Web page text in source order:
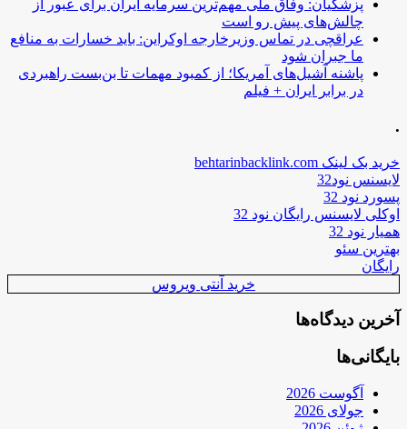
پزشکیان: وفاق ملی مهم‌ترین سرمایه ایران برای عبور از
چالش‌های پیش رو است
عراقچی در تماس وزیرخارجه اوکراین: باید خسارات به منافع
ما جبران شود
پاشنه آشیل‌های آمریکا؛ از کمبود مهمات تا بن‌بست راهبردی
در برابر ایران + فیلم
.
خرید بک لینک behtarinbacklink.com
لایسنس نود32
پسورد نود 32
اوکلی لایسنس رایگان نود 32
همیار نود 32
بهترین سئو
رایگان
خرید آنتی ویروس
آخرین دیدگاه‌ها
بایگانی‌ها
آگوست 2026
جولای 2026